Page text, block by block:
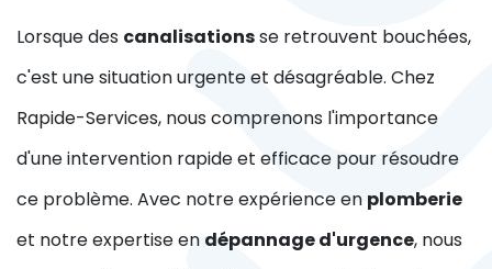
Lorsque des canalisationsse retrouvent bouchées,
c'est une situation urgente et désagréable. Chez
Rapide-Services, nous comprenons l'importance
d'une intervention rapide et efficace pour résoudre
ce problème. Avec notre expérience en plomberie
et notre expertise en dépannage d'urgence, nous